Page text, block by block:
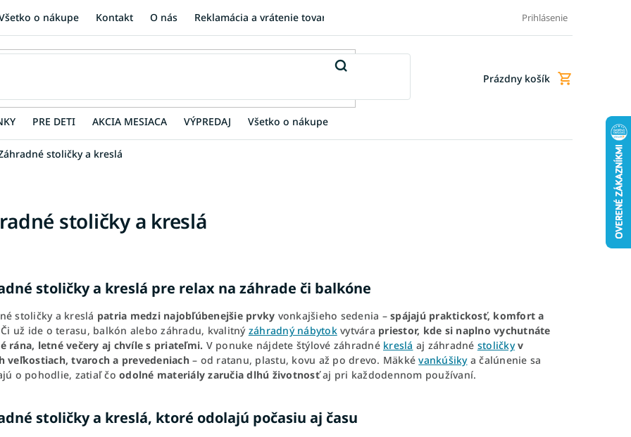
o nákupe Kontakt O nás Reklamácia a vrátenie tovaru FAQ - Najčastejšie otázky
Prihlásenie
Nákupný
Prázdny košík
PRE DETI AKCIA MESIACA VÝPREDAJ Všetko o nákupe
stoličky a kreslá
stoličky a kreslá
stoličky a kreslá pre relax na záhrade či balkóne
stoličky a kreslá patria medzi najobľúbenejšie prvky vonkajšieho sedenia – spájajú praktickosť, komfort a
už ide o terasu, balkón alebo záhradu, kvalitný záhradný nábytokvytvára priestor, kde si naplno vychutnáte
rána, letné večery aj chvíle s priateľmi. V ponuke nájdete štýlové záhradné kreslá aj záhradné stoličky v
veľkostiach, tvaroch a prevedeniach– od ratanu, plastu, kovu až po drevo. Mäkkévankúšikya čalúnenie sa
o pohodlie, zatiaľ čo odolné materiály zaručia dlhú životnosťaj pri každodennom používaní.
stoličky a kreslá, ktoré odolajú počasiu aj času